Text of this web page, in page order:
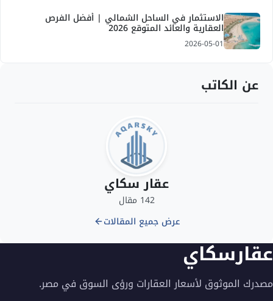
الاستثمار في الساحل الشمالي | أفضل الفرص
العقارية والعائد المتوقع 2026
2026-05-01
عن الكاتب
عقار سكاي
142 مقال
عرض جميع المقالات
عقارسكاي
مصدرك الموثوق لأسعار العقارات ورؤى السوق في مصر.